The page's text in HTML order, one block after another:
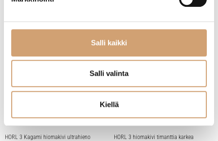
Salli kaikki
Salli valinta
Kiellä
HORL 3 Kagami hiomakivi ultrahieno HORL 3 hiomakivi timanttia karkea